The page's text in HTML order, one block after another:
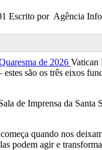
Escrito por Agência Info
Vatican
estes são os três eixos
de Imprensa da
quando nos
podem agir e